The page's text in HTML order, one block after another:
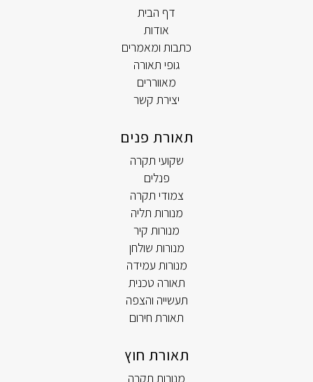
דף הבית
אודות
כתבות ומאמרים
גופי תאורה
מאווררים
יצירת קשר
תאורת פנים
שקועי תקרה
פנלים
צמודי תקרה
מנורות תליה
מנורות קיר
מנורות שולחן
מנורות עמידה
תאורה טכנית
תעשייה והצפה
תאורת חירום
תאורת חוץ
מנורות תקרה